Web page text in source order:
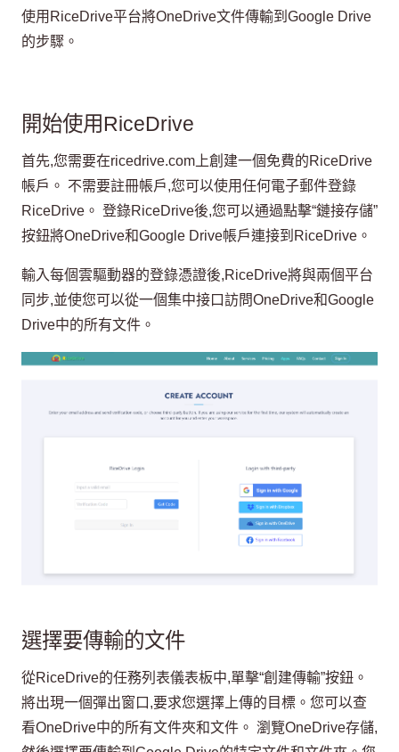
使用RiceDrive平台將OneDrive文件傳輸到Google Drive
的步驟。
開始使用RiceDrive
首先,您需要在ricedrive.com上創建一個免費的RiceDrive
帳戶。 不需要註冊帳戶,您可以使用任何電子郵件登錄
RiceDrive。 登錄RiceDrive後,您可以通過點擊“鏈接存儲”
按鈕將OneDrive和Google Drive帳戶連接到RiceDrive。
輸入每個雲驅動器的登錄憑證後,RiceDrive將與兩個平台
同步,並使您可以從一個集中接口訪問OneDrive和Google
Drive中的所有文件。
選擇要傳輸的文件
從RiceDrive的任務列表儀表板中,單擊“創建傳輸”按鈕。
將出現一個彈出窗口,要求您選擇上傳的目標。您可以查
看OneDrive中的所有文件夾和文件。 瀏覽OneDrive存儲,